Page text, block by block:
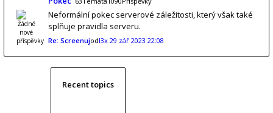
Neformální pokec serverové záležitosti, který však také
splňuje pravidla serveru.
Re: Screenujodl3x 29 zář 2023 22:08
Recent topics